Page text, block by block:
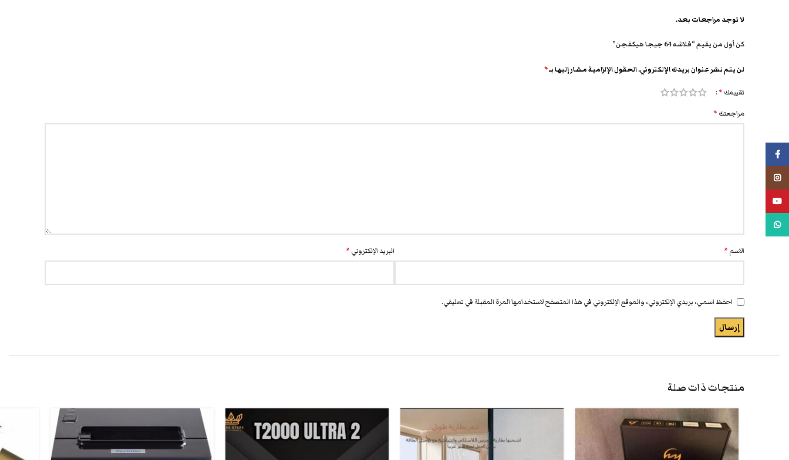
لا توجد مراجعات بعد.
كن أول من يقيم “فلاشه 64 جيجا هيكفجن”
لن يتم نشر عنوان بريدك الإلكتروني.الحقول الإلزامية مشار إليها بـ*
تقييمك *
مراجعتك *
الاسم * البريد الإلكتروني *
احفظ اسمي، بريدي الإلكتروني، والموقع الإلكتروني في هذا المتصفح لاستخدامها المرة المقبلة في تعليقي.
منتجات ذات صلة